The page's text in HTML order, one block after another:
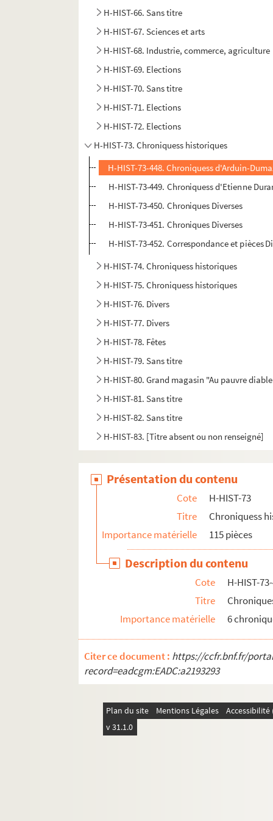
H-HIST-66. Sans titre
H-HIST-67. Sciences et arts
H-HIST-68. Industrie, commerce, agriculture
H-HIST-69. Elections
H-HIST-70. Sans titre
H-HIST-71. Elections
H-HIST-72. Elections
H-HIST-73. Chroniquess historiques
H-HIST-73-448. Chroniquess d'Arduin-
H-HIST-73-449. Chroniquess d'Etienne
H-HIST-73-450. Chroniques Diverses
H-HIST-73-451. Chroniques Diverses
H-HIST-73-452. Correspondance et pièces
H-HIST-74. Chroniquess historiques
H-HIST-75. Chroniquess historiques
H-HIST-76. Divers
H-HIST-77. Divers
H-HIST-78. Fêtes
H-HIST-79. Sans titre
H-HIST-80. Grand magasin "Au pauvre
H-HIST-81. Sans titre
H-HIST-82. Sans titre
H-HIST-83. [Titre absent ou non renseigné]
Présentation du contenu
Cote
H-HIST-73
Titre
Chroniquess
Importance matérielle
115 pièces
Description du contenu
Cote
H-HIST-
Titre
Importance matérielle
6
Citer ce document : https://ccfr.bnf.fr/
record=eadcgm:EADC:a2193293
Plan du site Mentions Légales
v 31.1.0